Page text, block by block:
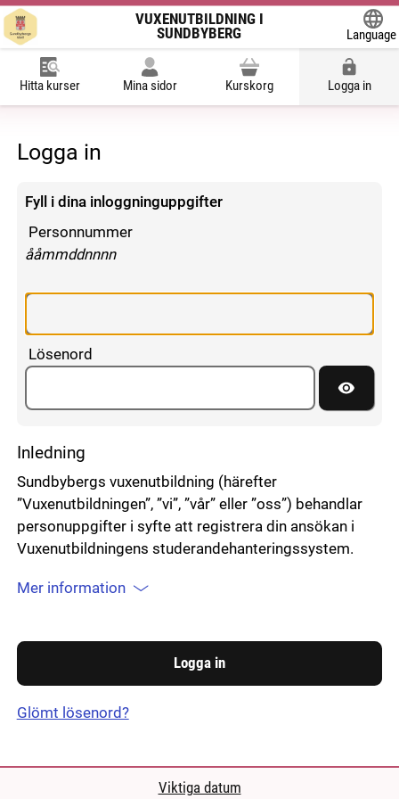
VUXENUTBILDNING I
SUNDBYBERG
Language
Hitta kurser Mina sidor Kurskorg Logga in
Logga in
Fyll i dina inloggninguppgifter
Personnummer
enligt följande mönster:
ååmmddnnnn
Lösenord
Visa
Inledning
Sundbybergs vuxenutbildning (härefter
”Vuxenutbildningen”, ”vi”, ”vår” eller ”oss”) behandlar
personuppgifter i syfte att registrera din ansökan i
Vuxenutbildningens studerandehanteringssystem.
Mer information
Glömt lösenord?
Viktiga datum